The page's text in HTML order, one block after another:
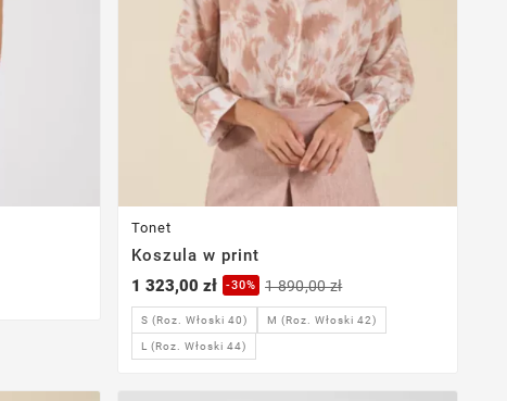
Tonet
Koszula w print
1 323,00 zł
-30% 1 890,00 zł
S (Roz. Włoski 40) M (Roz. Włoski 42)
L (Roz. Włoski 44)